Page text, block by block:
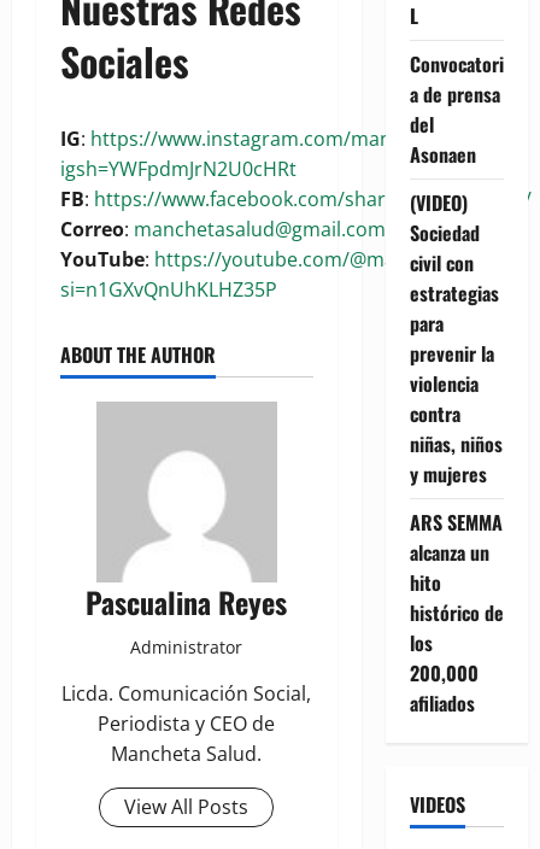
Sociales
IG: https://www.instagram.com/manchetasalud?
igsh=YWFpdmJrN2U0cHRt
FB: https://www.facebook.com/share/1BoaKRywuG/
Correo: manchetasalud@gmail.com
YouTube: https://youtube.com/@manchetasalud?
si=n1GXvQnUhKLHZ35P
ABOUT THE AUTHOR
Pascualina Reyes
Administrator
Licda. Comunicación Social,
Periodista y CEO de
Mancheta Salud.
View All Posts
L
Convocatori
a de prensa
del
Asonaen
(VIDEO)
Sociedad
civil con
estrategias
para
prevenir la
violencia
contra
niñas, niños
y mujeres
ARS SEMMA
alcanza un
hito
histórico de
los
200,000
afiliados
VIDEOS